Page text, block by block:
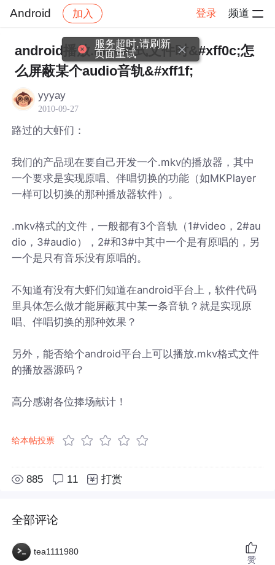
Android 加入 登录 频道
Android 帖子详情
android播放.mkv格式文件时&#xff0c;怎
么屏蔽某个audio音轨&#xff1f;
yyyay
2010-09-27
路过的大虾们：
我们的产品现在要自己开发一个.mkv的播放器，其中
一个要求是实现原唱、伴唱切换的功能（如MKPlayer
一样可以切换的那种播放器软件）。
.mkv格式的文件，一般都有3个音轨（1#video，2#au
dio，3#audio），2#和3#中其中一个是有原唱的，另
一个是只有音乐没有原唱的。
不知道有没有大虾们知道在android平台上，软件代码
里具体怎么做才能屏蔽其中某一条音轨？就是实现原
唱、伴唱切换的那种效果？
另外，能否给个android平台上可以播放.mkv格式文件
的播放器源码？
高分感谢各位捧场献计！
给本帖投票
885 11 打赏
全部评论
tea1111980
赞
服务超时,请刷新
页面重试